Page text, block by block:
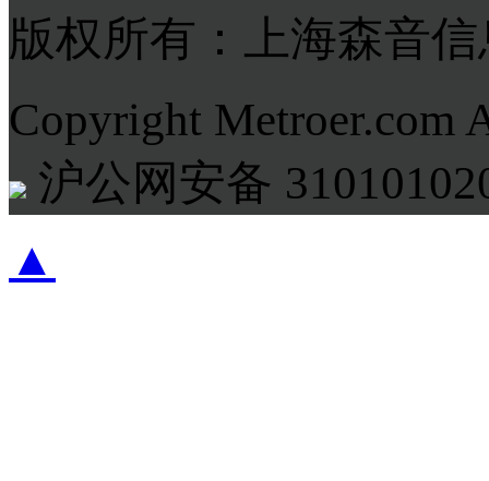
版权所有：上海森音
Copyright Metroer.com
沪公网安备
▲